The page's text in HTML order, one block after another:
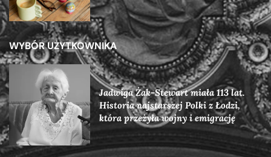
WYBÓR UŻYTKOWNIKA
Jadwiga Żak-Stewart miała 113 lat.
Historia najstarszej Polki z Łodzi,
która przeżyła wojny i emigrację